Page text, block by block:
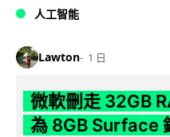
人工智能
Lawton 1 日
微軟刪走 32GB
為 8GB Surface